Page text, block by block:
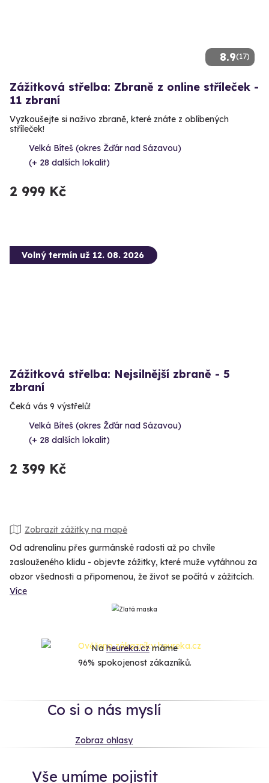
8.9(17)
Zážitková střelba: Zbraně z online stříleček -
11 zbraní
Vyzkoušejte si naživo zbraně, které znáte z oblíbených
stříleček!
Velká Bíteš (okres Žďár nad Sázavou)
(+ 28 dalších lokalit)
2 999 Kč
Volný termín už 12. 08. 2026
Zážitková střelba: Nejsilnější zbraně - 5
zbraní
Čeká vás 9 výstřelů!
Velká Bíteš (okres Žďár nad Sázavou)
(+ 28 dalších lokalit)
2 399 Kč
Zobrazit zážitky na mapě
Od adrenalinu přes gurmánské radosti až po chvíle
zaslouženého klidu - objevte zážitky, které muže vytáhnou za
obzor všednosti a připomenou, že život se počítá v zážitcích.
Více
Naheureka.czmáme
96% spokojenost zákazníků.
Co si o nás myslí
Zobraz ohlasy
Vše umíme pojistit